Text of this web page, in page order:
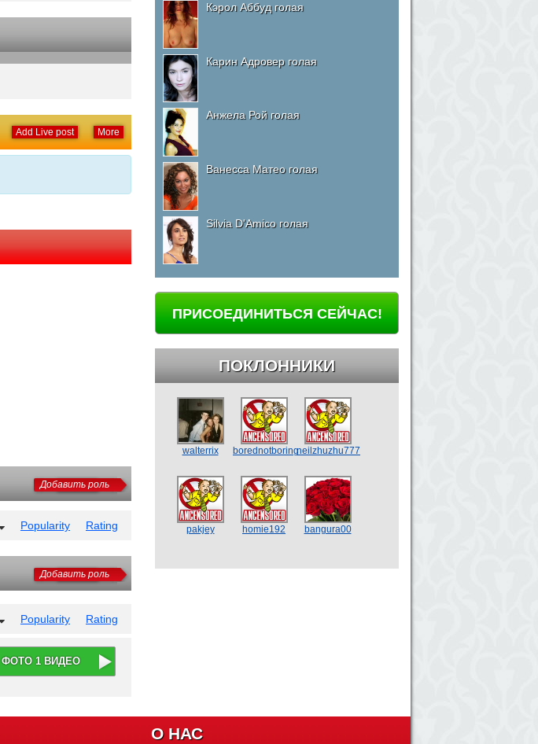
More
Add Live post
Добавить роль
Popularity Rating
Добавить роль
Popularity Rating
ФОТО 1 ВИДЕО
Кэрол Аббуд голая
Карин Адровер голая
Анжела Рой голая
Ванесса Матео голая
Silvia D'Amico голая
ПРИСОЕДИНИТЬСЯ СЕЙЧАС!
ПОКЛОННИКИ
walterrix borednotboringneilzhuzhu777
pakjey homie192 bangura00
О НАС